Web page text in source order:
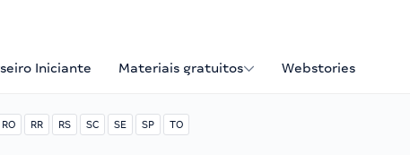
Iniciante Materiais gratuitos Webstories
RO RR RS SC SE SP TO